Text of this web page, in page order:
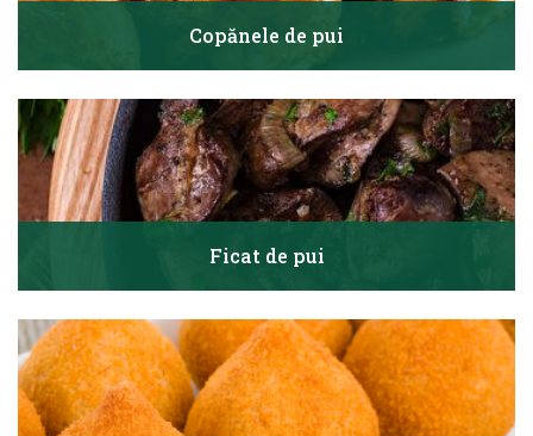
Copănele de pui
Ficat de pui